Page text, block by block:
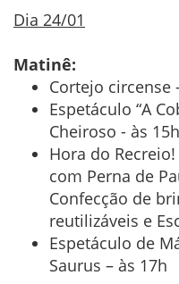
Dia 24/01
Matinê:
Cortejo circense
Espetáculo “A
Cheiroso - às 15h
Hora do
com Perna de
Confecção de
reutilizáveis e
Espetáculo de
Saurus – às 17h